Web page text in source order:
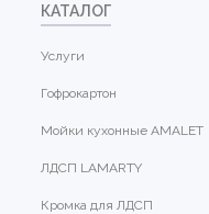
КАТАЛОГ
Услуги
Гофрокартон
Мойки кухонные AMALET
ЛДСП LAMARTY
Кромка для ЛДСП